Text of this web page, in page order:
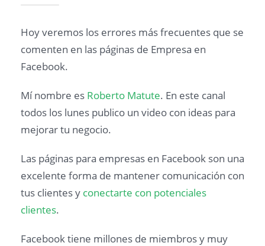
Hoy veremos los errores más frecuentes que se
comenten en las páginas de Empresa en
Facebook.
Mí nombre es Roberto Matute. En este canal
todos los lunes publico un video con ideas para
mejorar tu negocio.
Las páginas para empresas en Facebook son una
excelente forma de mantener comunicación con
tus clientes y conectarte con potenciales
clientes.
Facebook tiene millones de miembros y muy